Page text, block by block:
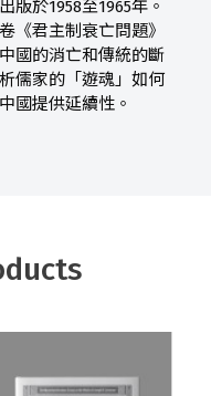
版於1958至1965年。
《君主制衰亡問題》
國的消亡和傳統的斷
儒家的「遊魂」如何
國提供延續性。